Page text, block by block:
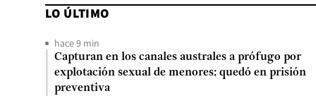
LO ÚLTIMO
hace 9 min
Capturan en los canales australes a prófugo por
explotación sexual de menores: quedó en prisión
preventiva